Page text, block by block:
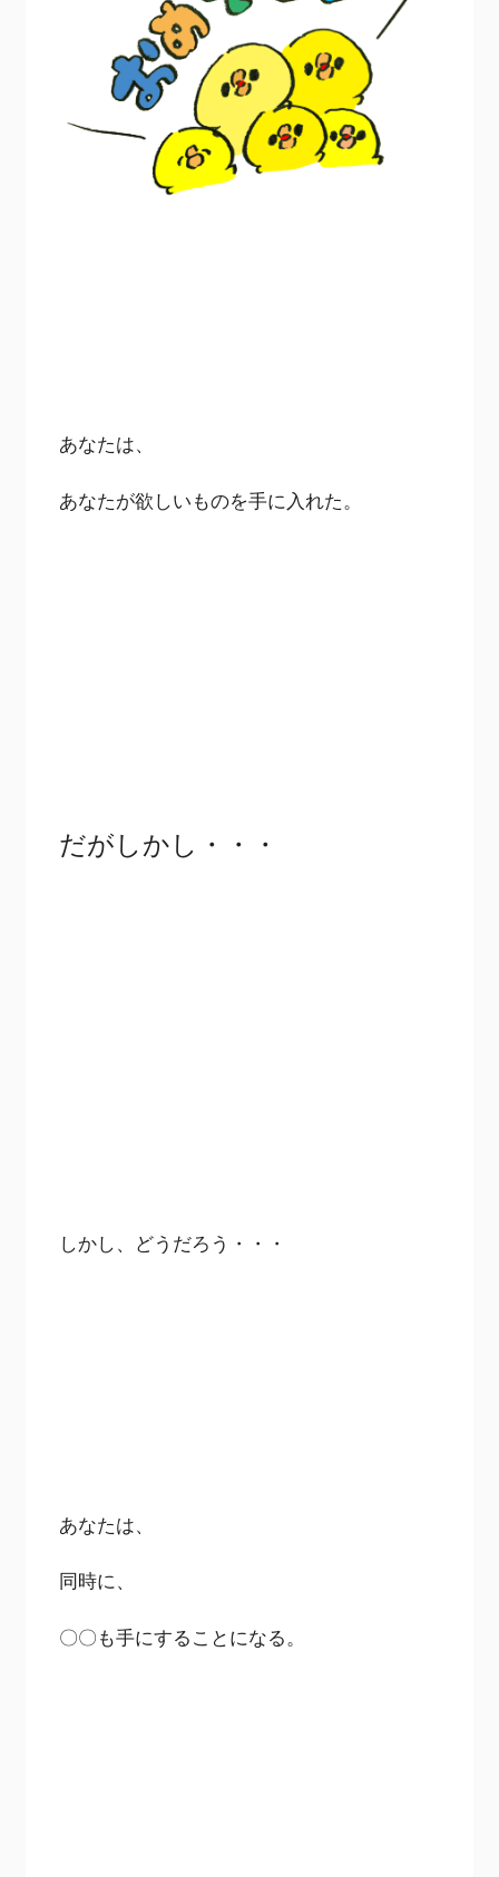
あなたは、
あなたが欲しいものを手に入れた。
だがしかし・・・
しかし、どうだろう・・・
あなたは、
同時に、
〇〇も手にすることになる。